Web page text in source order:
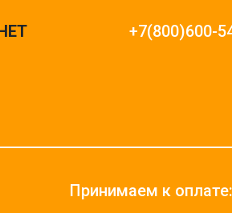
+7(800)600-
Принимаем к оплате: